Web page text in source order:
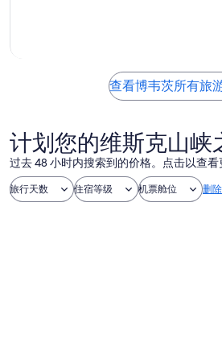
查看博韦茨所有旅
计划您的维斯克山峡
过去 48 小时内搜索到的价格。点击以查看
旅行天数 住宿等级 机票舱位 删